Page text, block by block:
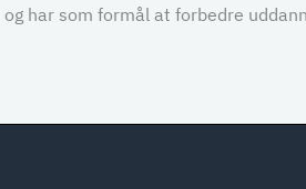
har som formål at forbedre